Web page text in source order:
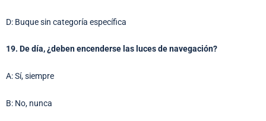
D: Buque sin categoría específica
19. De día, ¿deben encenderse las luces de navegación?
A: Sí, siempre
B: No, nunca